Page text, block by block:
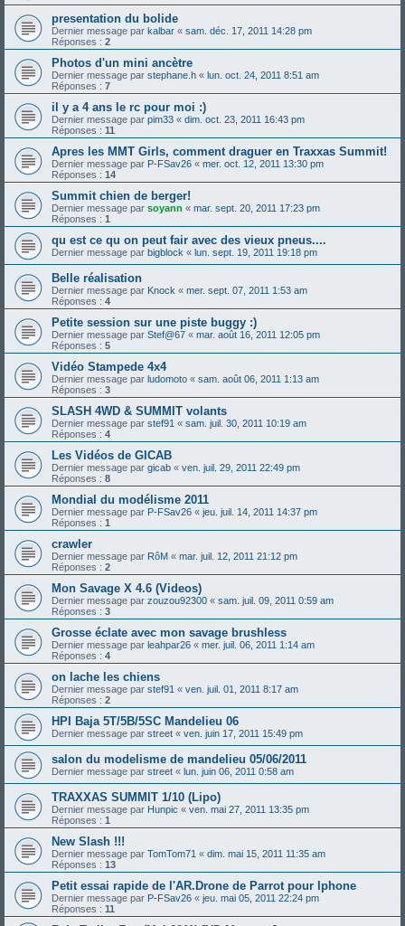
presentation du bolide
Dernier message par kalbar « sam. déc. 17, 2011 14:28 pm
Réponses : 2
Photos d'un mini ancètre
Dernier message par stephane.h « lun. oct. 24, 2011 8:51 am
Réponses : 7
il y a 4 ans le rc pour moi :)
Dernier message par pim33 « dim. oct. 23, 2011 16:43 pm
Réponses : 11
Apres les MMT Girls, comment draguer en Traxxas Summit!
Dernier message par P-FSav26 « mer. oct. 12, 2011 13:30 pm
Réponses : 14
Summit chien de berger!
Dernier message par soyann « mar. sept. 20, 2011 17:23 pm
Réponses : 1
qu est ce qu on peut fair avec des vieux pneus....
Dernier message par bigblock « lun. sept. 19, 2011 19:18 pm
Belle réalisation
Dernier message par Knock « mer. sept. 07, 2011 1:53 am
Réponses : 4
Petite session sur une piste buggy :)
Dernier message par Stef@67 « mar. août 16, 2011 12:05 pm
Réponses : 5
Vidéo Stampede 4x4
Dernier message par ludomoto « sam. août 06, 2011 1:13 am
Réponses : 3
SLASH 4WD & SUMMIT volants
Dernier message par stef91 « sam. juil. 30, 2011 10:19 am
Réponses : 4
Les Vidéos de GICAB
Dernier message par gicab « ven. juil. 29, 2011 22:49 pm
Réponses : 8
Mondial du modélisme 2011
Dernier message par P-FSav26 « jeu. juil. 14, 2011 14:37 pm
Réponses : 1
crawler
Dernier message par RôM « mar. juil. 12, 2011 21:12 pm
Réponses : 2
Mon Savage X 4.6 (Videos)
Dernier message par zouzou92300 « sam. juil. 09, 2011 0:59 am
Réponses : 3
Grosse éclate avec mon savage brushless
Dernier message par leahpar26 « mer. juil. 06, 2011 1:14 am
Réponses : 4
on lache les chiens
Dernier message par stef91 « ven. juil. 01, 2011 8:17 am
Réponses : 2
HPI Baja 5T/5B/5SC Mandelieu 06
Dernier message par street « ven. juin 17, 2011 15:49 pm
salon du modelisme de mandelieu 05/06/2011
Dernier message par street « lun. juin 06, 2011 0:58 am
TRAXXAS SUMMIT 1/10 (Lipo)
Dernier message par Hunpic « ven. mai 27, 2011 13:35 pm
Réponses : 1
New Slash !!!
Dernier message par TomTom71 « dim. mai 15, 2011 11:35 am
Réponses : 13
Petit essai rapide de l'AR.Drone de Parrot pour Iphone
Dernier message par P-FSav26 « jeu. mai 05, 2011 22:24 pm
Réponses : 11